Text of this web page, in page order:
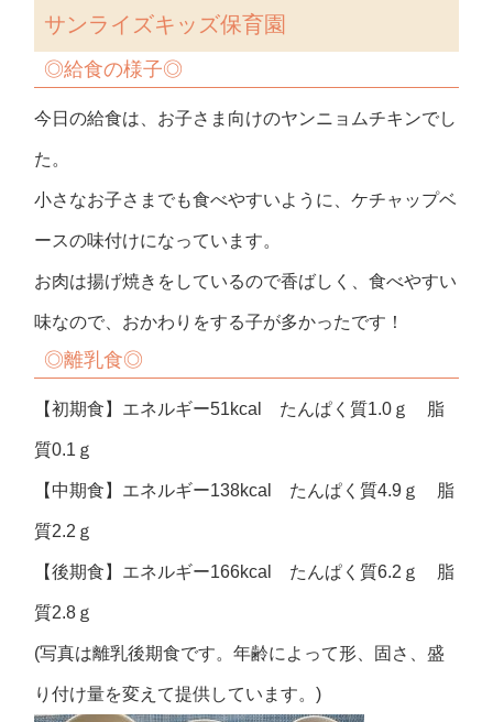
サンライズキッズ保育園
◎給食の様子◎
今日の給食は、お子さま向けのヤンニョムチキンでし
た。
小さなお子さまでも食べやすいように、ケチャップベ
ースの味付けになっています。
お肉は揚げ焼きをしているので香ばしく、食べやすい
味なので、おかわりをする子が多かったです！
◎離乳食◎
【初期食】エネルギー51kcal たんぱく質1.0ｇ 脂
質0.1ｇ
【中期食】エネルギー138kcal たんぱく質4.9ｇ 脂
質2.2ｇ
【後期食】エネルギー166kcal たんぱく質6.2ｇ 脂
質2.8ｇ
(写真は離乳後期食です。年齢によって形、固さ、盛
り付け量を変えて提供しています。)